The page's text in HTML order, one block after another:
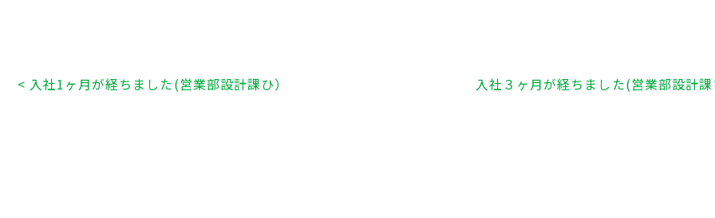
< 入社1ヶ月が経ちました(営業部設計課ひ） 入社３ヶ月が経ちました(営業部設計